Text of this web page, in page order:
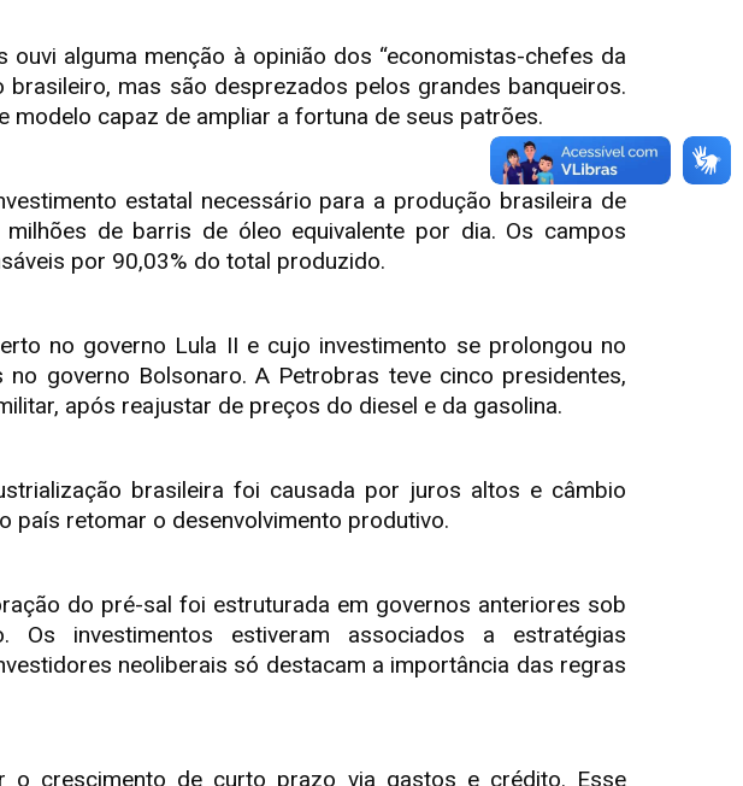
alguma menção à opinião dos “economistas-chefes da
mas são desprezados pelos grandes banqueiros.
capaz de ampliar a fortuna de seus patrões.
estatal necessário para a produção brasileira de
de barris de óleo equivalente por dia. Os campos
por 90,03% do total produzido.
no governo Lula II e cujo investimento se prolongou no
governo Bolsonaro. A Petrobras teve cinco presidentes,
após reajustar de preços do diesel e da gasolina.
brasileira foi causada por juros altos e câmbio
país retomar o desenvolvimento produtivo.
do pré-sal foi estruturada em governos anteriores sob
investimentos estiveram associados a estratégias
neoliberais só destacam a importância das regras
o crescimento de curto prazo via gastos e crédito. Esse